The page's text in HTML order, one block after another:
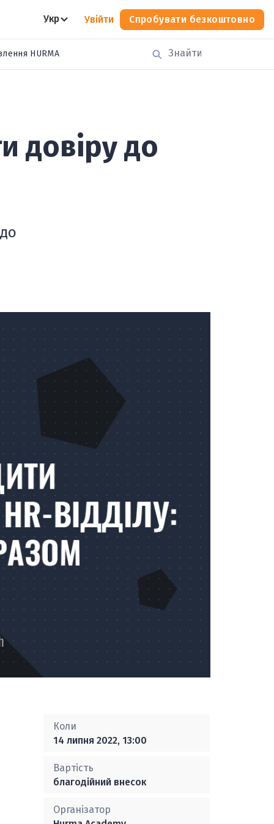
Укр Увійти Спробувати безкоштовно
HURMA
довіру до
Коли
14 липня 2022, 13:00
Вартість
благодійний внесок
Організатор